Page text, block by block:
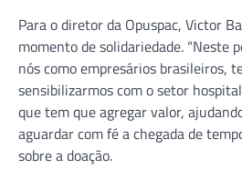
Para o diretor da Opuspac, Victor
momento de solidariedade. “Neste
nós como empresários brasileiros,
sensibilizarmos com o setor
que tem que agregar valor,
aguardar com fé a chegada de
sobre a doação.